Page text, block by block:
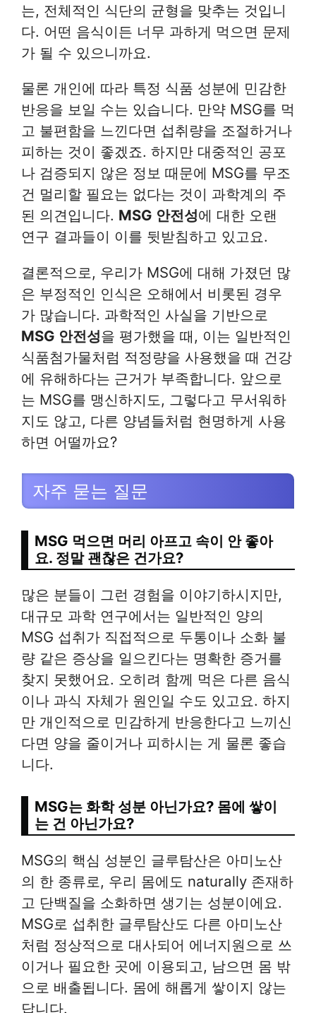
는, 전체적인 식단의 균형을 맞추는 것입니
다. 어떤 음식이든 너무 과하게 먹으면 문제
가 될 수 있으니까요.
물론 개인에 따라 특정 식품 성분에 민감한
반응을 보일 수는 있습니다. 만약 MSG를 먹
고 불편함을 느낀다면 섭취량을 조절하거나
피하는 것이 좋겠죠. 하지만 대중적인 공포
나 검증되지 않은 정보 때문에 MSG를 무조
건 멀리할 필요는 없다는 것이 과학계의 주
된 의견입니다. MSG 안전성에 대한 오랜
연구 결과들이 이를 뒷받침하고 있고요.
결론적으로, 우리가 MSG에 대해 가졌던 많
은 부정적인 인식은 오해에서 비롯된 경우
가 많습니다. 과학적인 사실을 기반으로
MSG 안전성을 평가했을 때, 이는 일반적인
식품첨가물처럼 적정량을 사용했을 때 건강
에 유해하다는 근거가 부족합니다. 앞으로
는 MSG를 맹신하지도, 그렇다고 무서워하
지도 않고, 다른 양념들처럼 현명하게 사용
하면 어떨까요?
자주 묻는 질문
MSG 먹으면 머리 아프고 속이 안 좋아
요. 정말 괜찮은 건가요?
많은 분들이 그런 경험을 이야기하시지만,
대규모 과학 연구에서는 일반적인 양의
MSG 섭취가 직접적으로 두통이나 소화 불
량 같은 증상을 일으킨다는 명확한 증거를
찾지 못했어요. 오히려 함께 먹은 다른 음식
이나 과식 자체가 원인일 수도 있고요. 하지
만 개인적으로 민감하게 반응한다고 느끼신
다면 양을 줄이거나 피하시는 게 물론 좋습
니다.
MSG는 화학 성분 아닌가요? 몸에 쌓이
는 건 아닌가요?
MSG의 핵심 성분인 글루탐산은 아미노산
의 한 종류로, 우리 몸에도 naturally 존재하
고 단백질을 소화하면 생기는 성분이에요.
MSG로 섭취한 글루탐산도 다른 아미노산
처럼 정상적으로 대사되어 에너지원으로 쓰
이거나 필요한 곳에 이용되고, 남으면 몸 밖
으로 배출됩니다. 몸에 해롭게 쌓이지 않는
답니다.